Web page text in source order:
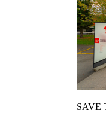
SAVE